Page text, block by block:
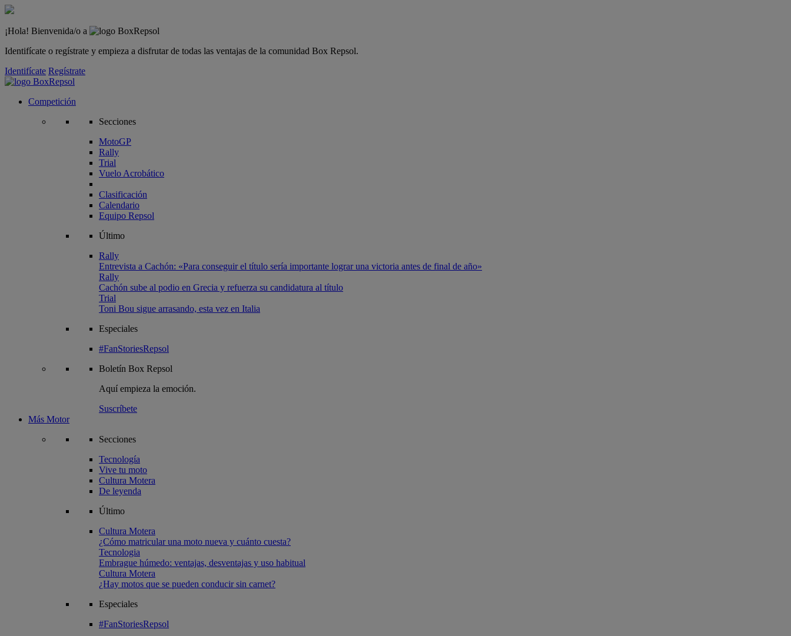
¡Hola! Bienvenida/o a
Identifícate o regístrate y empieza a disfrutar de todas las ventajas de la comunidad Box Repsol.
Identifícate Regístrate
Competición
Secciones
MotoGP
Rally
Trial
Vuelo Acrobático
Clasificación
Calendario
Equipo Repsol
Último
Rally
Entrevista a Cachón: «Para conseguir el título sería importante lograr una victoria antes de final de año»
Rally
Cachón sube al podio en Grecia y refuerza su candidatura al título
Trial
Toni Bou sigue arrasando, esta vez en Italia
Especiales
#FanStoriesRepsol
Boletín Box Repsol
Aquí empieza la emoción.
Suscríbete
Más Motor
Secciones
Tecnología
Vive tu moto
Cultura Motera
De leyenda
Último
Cultura Motera
¿Cómo matricular una moto nueva y cuánto cuesta?
Tecnologia
Embrague húmedo: ventajas, desventajas y uso habitual
Cultura Motera
¿Hay motos que se pueden conducir sin carnet?
Especiales
#FanStoriesRepsol